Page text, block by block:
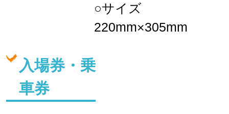
○サイズ
220mm×305mm
入場券・乗
車券